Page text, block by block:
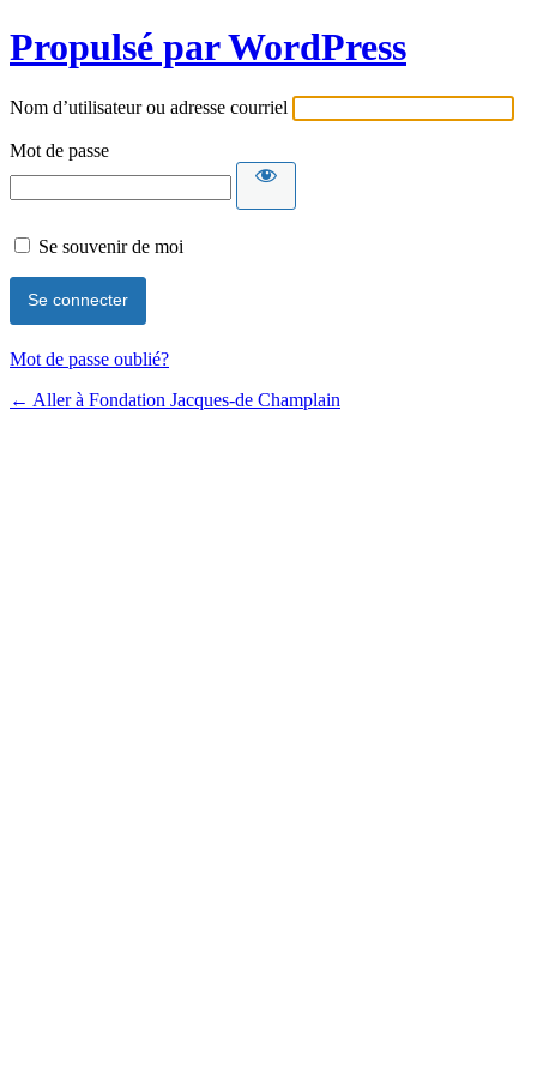
Propulsé par WordPress
Nom d’utilisateur ou adresse courriel
Mot de passe
Se souvenir de moi
Mot de passe oublié?
← Aller à Fondation Jacques-de Champlain